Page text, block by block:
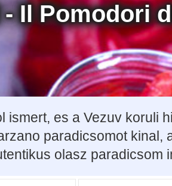
Il Pomodori
es a Vezuv koruli
paradicsomot kinal,
olasz paradicsom